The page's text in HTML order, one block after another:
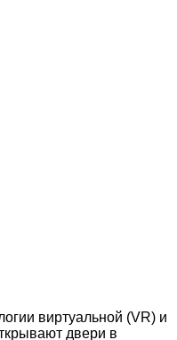
виртуальной (VR) и
двери в